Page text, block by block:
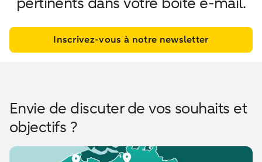
Inscrivez-vous à notre newsletter
Envie de discuter de vos souhaits et
objectifs ?